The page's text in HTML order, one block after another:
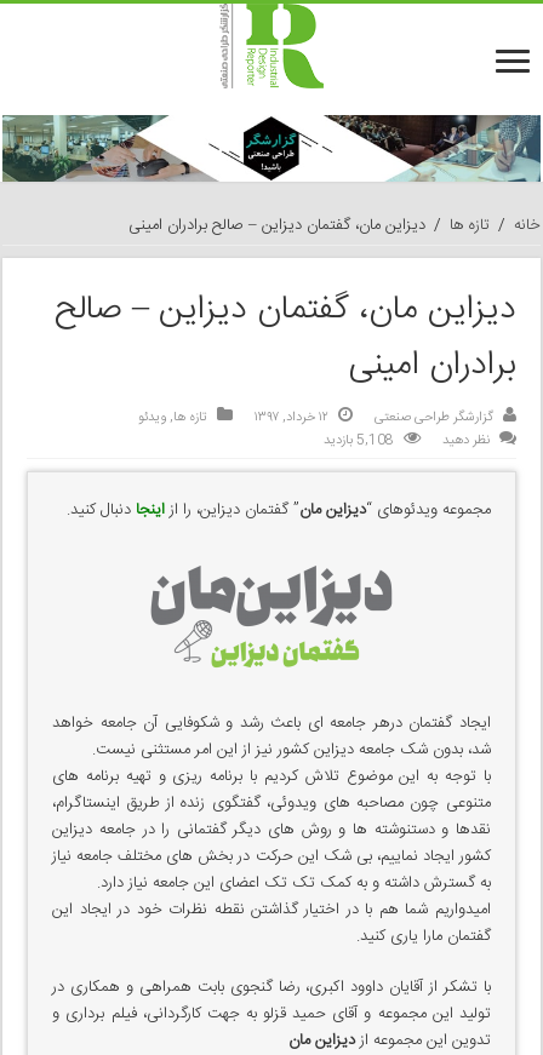
خانه / تازه ها / دیزاین مان، گفتمان دیزاین – صالح برادران امینی
دیزاین مان، گفتمان دیزاین – صالح
برادران امینی
گزارشگر طراحی صنعتی ۱۲ خرداد, ۱۳۹۷ تازه ها,ویدئو
نظر دهید
5,108 بازدید
مجموعه ویدئوهای “دیزاین مان” گفتمان دیزاین، را ازاینجا دنبال کنید.
ایجاد گفتمان درهر جامعه ای باعث رشد و شکوفایی آن جامعه خواهد
شد، بدون شک جامعه دیزاین کشور نیز از این امر مستثنی نیست.
با توجه به این موضوع تلاش کردیم با برنامه ریزی و تهیه برنامه های
متنوعی چون مصاحبه های ویدوئی، گفتگوی زنده از طریق اینستاگرام،
نقدها و دستنوشته ها و روش های دیگر گفتمانی را در جامعه دیزاین
کشور ایجاد نماییم، بی شک این حرکت در بخش های مختلف جامعه نیاز
به گسترش داشته و به کمک تک تک اعضای این جامعه نیاز دارد.
امیدواریم شما هم با در اختیار گذاشتن نقطه نظرات خود در ایجاد این
گفتمان مارا یاری کنید.
با تشکر از آقایان داوود اکبری، رضا گنجوی بابت همراهی و همکاری در
تولید این مجموعه و آقای حمید قزلو به جهت کارگردانی، فیلم برداری و
تدوین این مجموعه ازدیزاین مان